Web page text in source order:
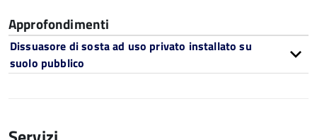
Approfondimenti
Dissuasore di sosta ad uso privato installato su
suolo pubblico